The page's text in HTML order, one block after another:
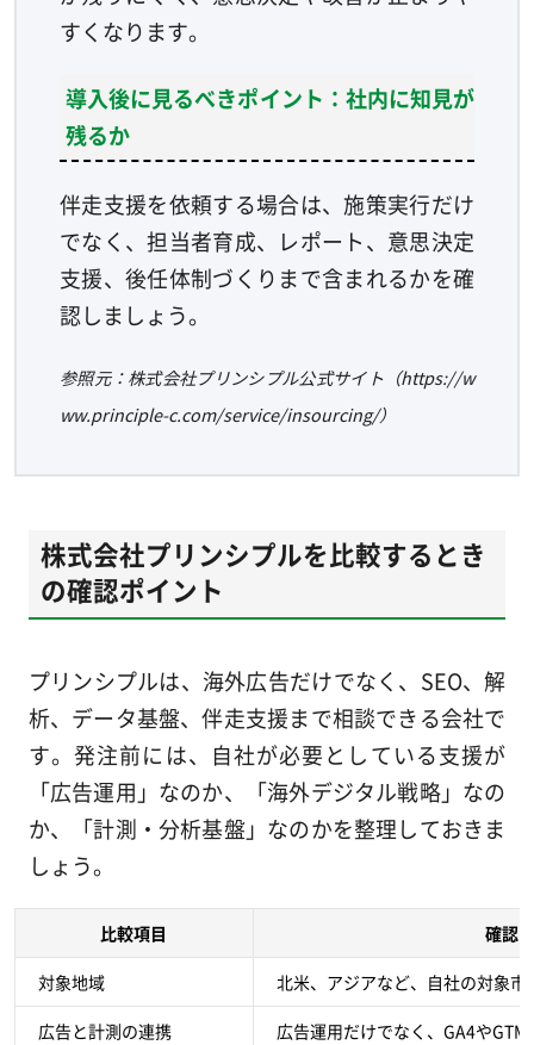
すくなります。
導入後に見るべきポイント：社内に知見が
残るか
伴走支援を依頼する場合は、施策実行だけ
でなく、担当者育成、レポート、意思決定
支援、後任体制づくりまで含まれるかを確
認しましょう。
参照元：株式会社プリンシプル公式サイト（https://w
ww.principle-c.com/service/insourcing/）
株式会社プリンシプルを比較するとき
の確認ポイント
プリンシプルは、海外広告だけでなく、SEO、解
析、データ基盤、伴走支援まで相談できる会社で
す。発注前には、自社が必要としている支援が
「広告運用」なのか、「海外デジタル戦略」なの
か、「計測・分析基盤」なのかを整理しておきま
しょう。
比較項目 確認
対象地域 北米、アジアなど、自社の対象
広告と計測の連携 広告運用だけでなく、GA4や